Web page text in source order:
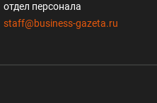
отдел персонала
staff@business-gazeta.ru